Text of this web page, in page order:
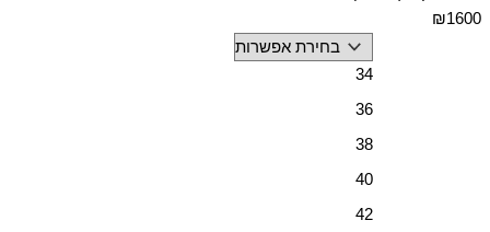
₪1600
34
36
38
40
42